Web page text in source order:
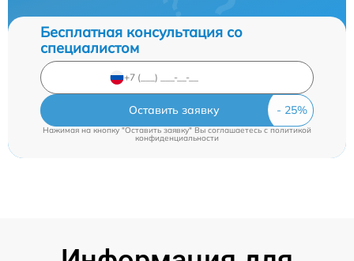
Бесплатная консультация со
специалистом
Оставить заявку
Нажимая на кнопку "Оставить заявку" Вы соглашаетесь cполитикой
конфиденциальности